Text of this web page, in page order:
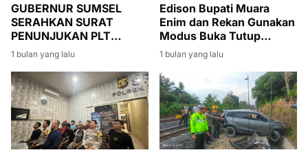
GUBERNUR SUMSEL
SERAHKAN SURAT
PENUNJUKAN PLT
BUPATI MUARA ENIM,
SUMARNI DIMINTA JAGA
STABILITAS
PEMERINTAHAN DAN
PEMBANGUNAN
1 bulan yang lalu
Edison Bupati Muara
Enim dan Rekan Gunakan
Modus Buka Tutup
Rekening
1 bulan yang lalu